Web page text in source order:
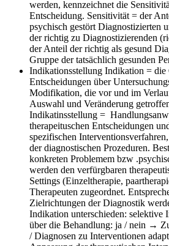
werden, kennzeichnet die
Entscheidung. Sensitivität = der
psychisch gestört Diagnostizierten
der richtig zu Diagnostizierenden
der Anteil der richtig als gesund
Gruppe der tatsächlich gesunden
Indikationsstellung Indikation = die
Entscheidungen über
Modifikation, die vor und im
Auswahl und Veränderung
Indikatinsstellung =
therapeituschen Entscheidungen
spezifischen
der diagnostischen Prozeduren.
konkreten Problemem bzw
werden den verfürgbaren
Settings (Einzeltherapie,
Therapeuten zugeordnet.
Zielrichtungen der Diagnostik
Indikation unterschieden: selektive
über die Behandlung: ja / nein →
/ Diagnosen zu Interventionen